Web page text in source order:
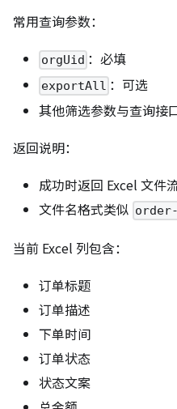
常用查询参数：
orgUid ：必填
exportAll ：可选
其他筛选参数与查询接
返回说明：
成功时返回 Excel 文件
文件名格式类似
当前 Excel 列包含：
订单标题
订单描述
下单时间
订单状态
状态文案